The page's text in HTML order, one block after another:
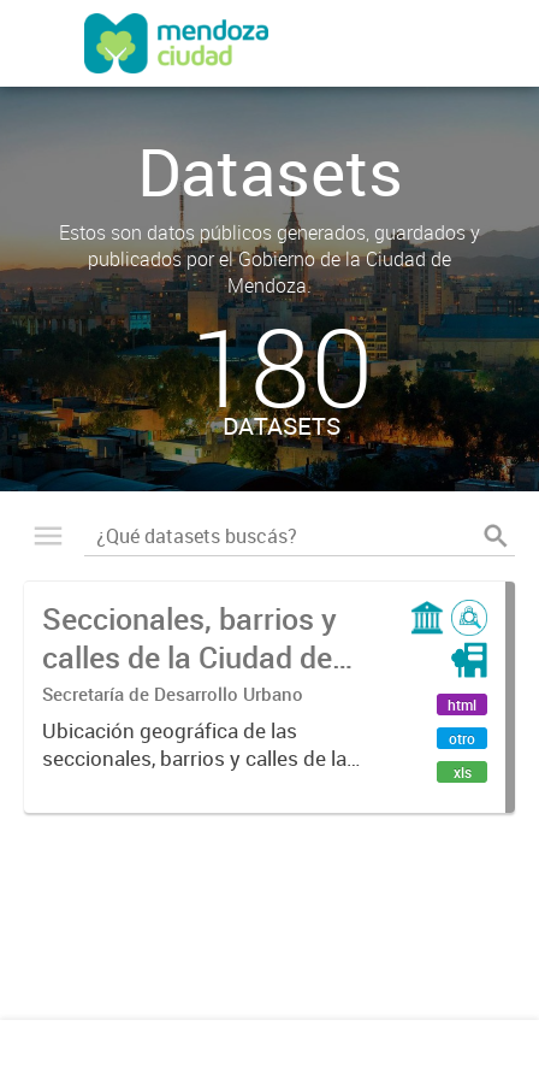
Datasets
Estos son datos públicos generados, guardados y
publicados por el Gobierno de la Ciudad de
Mendoza.
180
DATASETS
Seccionales, barrios y
calles de la Ciudad de
Mendoza
Secretaría de Desarrollo Urbano
Ubicación geográfica de las
seccionales, barrios y calles de la
html
otro
xls